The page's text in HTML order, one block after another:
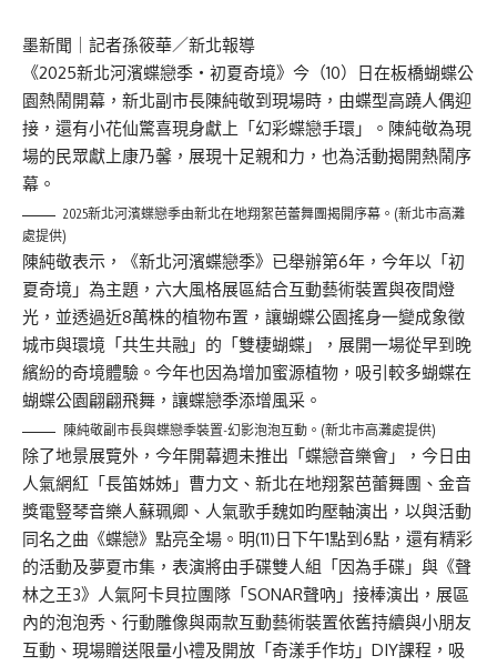
墨新聞
｜記者孫筱華／新北報導
《2025新北河濱蝶戀季・初夏奇境》今（10）日在板橋蝴蝶公
園熱鬧開幕，新北副市長陳純敬到現場時，由蝶型高蹺人偶迎
接，還有小花仙驚喜現身獻上「幻彩蝶戀手環」。陳純敬為現
場的民眾獻上康乃馨，展現十足親和力，也為活動揭開熱鬧序
幕。
2025新北河濱蝶戀季由新北在地翔絮芭蕾舞團揭開序幕。(新北市高灘
處提供)
陳純敬表示，《新北河濱蝶戀季》已舉辦第6年，今年以「初
夏奇境」為主題，六大風格展區結合互動藝術裝置與夜間燈
光，並透過近8萬株的植物布置，讓蝴蝶公園搖身一變成象徵
城市與環境「共生共融」的「雙棲蝴蝶」，展開一場從早到晚
繽紛的奇境體驗。今年也因為增加蜜源植物，吸引較多蝴蝶在
蝴蝶公園翩翩飛舞，讓蝶戀季添增風采。
陳純敬副市長與蝶戀季裝置-幻影泡泡互動。(新北市高灘處提供)
除了地景展覽外，今年開幕週未推出「蝶戀音樂會」，今日由
人氣網紅「長笛姊姊」曹力文、新北在地翔絮芭蕾舞團、金音
獎電豎琴音樂人蘇珮卿、人氣歌手魏如昀壓軸演出，以與活動
同名之曲《蝶戀》點亮全場。明(11)日下午1點到6點，還有精彩
的活動及夢夏市集，表演將由手碟雙人組「因為手碟」與《聲
林之王3》人氣阿卡貝拉團隊「SONAR聲吶」接棒演出，展區
內的泡泡秀、行動雕像與兩款互動藝術裝置依舊持續與小朋友
互動、現場贈送限量小禮及開放「奇漾手作坊」DIY課程，吸